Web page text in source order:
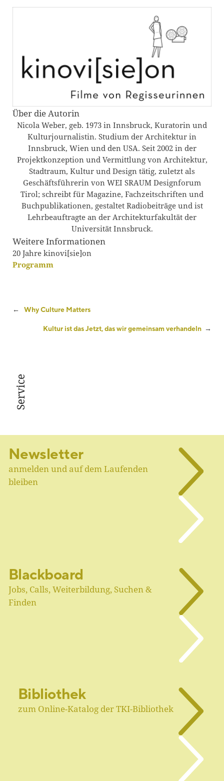
Über die Autorin
Nicola Weber, geb. 1973 in Innsbruck, Kuratorin und
Kulturjournalistin. Studium der Architektur in
Innsbruck, Wien und den USA. Seit 2002 in der
Projektkonzeption und Vermittlung von Architektur,
Stadtraum, Kultur und Design tätig, zuletzt als
Geschäftsführerin von WEI SRAUM Designforum
Tirol; schreibt für Magazine, Fachzeitschriften und
Buchpublikationen, gestaltet Radiobeiträge und ist
Lehrbeauftragte an der Architekturfakultät der
Universität Innsbruck.
Weitere Informationen
20 Jahre kinovi[sie]on
Programm
← Why Culture Matters
→
Kultur ist das Jetzt, das wir gemeinsam verhandeln
Service
Newsletter
anmelden und auf dem Laufenden
bleiben
Blackboard
Jobs, Calls, Weiterbildung, Suchen &
Finden
Bibliothek
zum Online-Katalog der TKI-Bibliothek